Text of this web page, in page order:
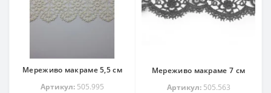
Мереживо макраме 5,5 см
Артикул: 505.995
Мереживо макраме 7 см
Артикул:505.563